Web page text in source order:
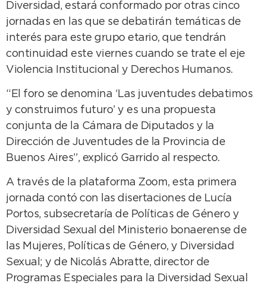
Diversidad, estará conformado por otras cinco
jornadas en las que se debatirán temáticas de
interés para este grupo etario, que tendrán
continuidad este viernes cuando se trate el eje
Violencia Institucional y Derechos Humanos.
“El foro se denomina ‘Las juventudes debatimos
y construimos futuro’ y es una propuesta
conjunta de la Cámara de Diputados y la
Dirección de Juventudes de la Provincia de
Buenos Aires”, explicó Garrido al respecto.
A través de la plataforma Zoom, esta primera
jornada contó con las disertaciones de Lucía
Portos, subsecretaría de Políticas de Género y
Diversidad Sexual del Ministerio bonaerense de
las Mujeres, Políticas de Género, y Diversidad
Sexual; y de Nicolás Abratte, director de
Programas Especiales para la Diversidad Sexual